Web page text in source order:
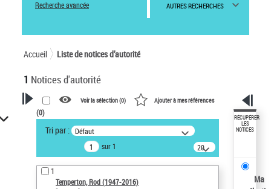
Recherche avancée AUTRES RECHERCHES
Accueil Liste de notices d’autorité
1 Notices d'autorité
VOTRE RECHERCHE
Recherche avancée dans les
notices d’autorité
Œuvres liées à l'auteur :
Temperton, Rod (1947-2016)
Voir la sélection (0) Ajouter à mes références
(0)
Tri par : Défaut
sur 1
20
résultats/page
1
Temperton, Rod (1947-2016)
RÉCUPÉRER
LES
NOTICES
Ma